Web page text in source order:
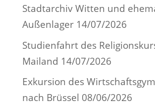
Stadtarchiv Witten und
Außenlager 14/07/2026
Studienfahrt des
Mailand 14/07/2026
Exkursion des
nach Brüssel 08/06/2026